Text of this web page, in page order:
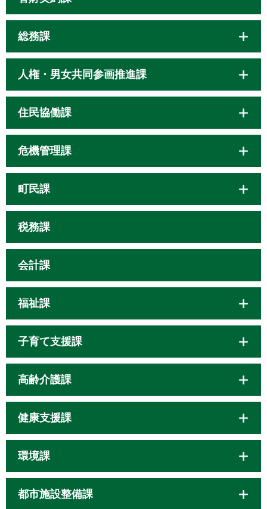
総務課
人権・男女共同参画推進課
住民協働課
危機管理課
町民課
税務課
会計課
福祉課
子育て支援課
高齢介護課
健康支援課
環境課
都市施設整備課